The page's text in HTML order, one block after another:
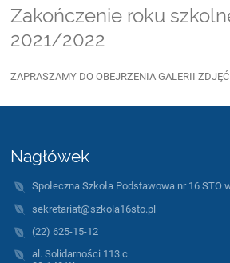
Zakończenie roku
2021/2022
ZAPRASZAMY DO OBEJRZENIA GALERII ZDJĘĆ
Nagłówek
Społeczna Szkoła Podstawowa nr 16 STO
sekretariat@szkola16sto.pl
(22) 625-15-12
al. Solidarności 113 c